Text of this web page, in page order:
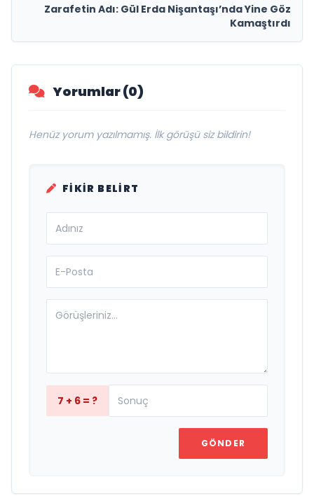
Zarafetin Adı: Gül Erda Nişantaşı’nda Yine Göz
Kamaştırdı
Yorumlar (0)
Henüz yorum yazılmamış. İlk görüşü siz bildirin!
FIKIR BELIRT
7 + 6 = ?
GÖNDER